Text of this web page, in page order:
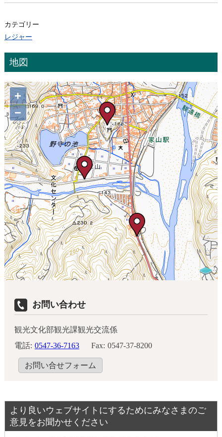
カテゴリー
レジャー
地図
+
−
お問い合わせ
観光文化部観光課観光交流係
電話: 0547-36-7163 Fax: 0547-37-8200
お問い合せフォーム
より良いウェブサイトにするためにみなさまのご
意見をお聞かせください